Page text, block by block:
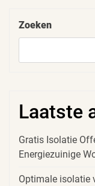
Zoeken
Laatste
Gratis Isolatie
Energiezuinige
Optimale isolatie